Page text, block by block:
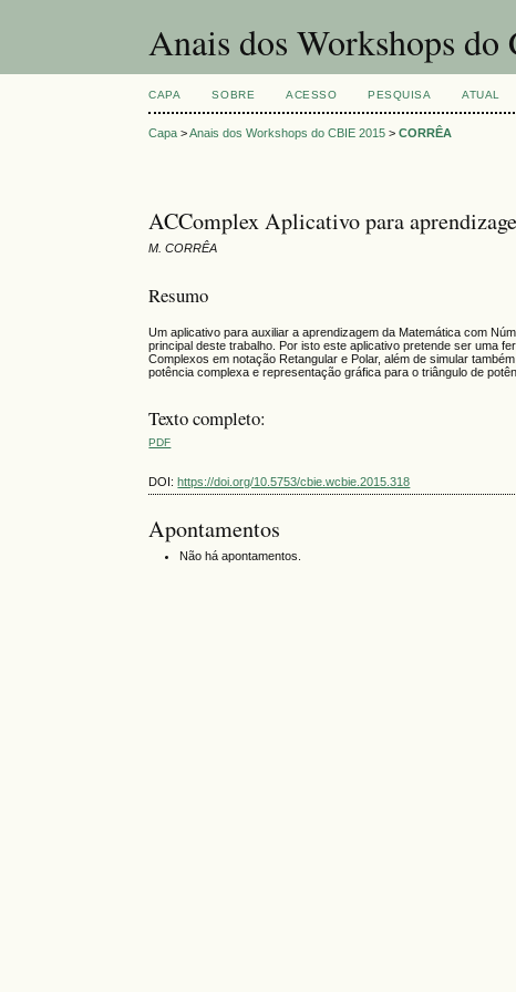
Anais dos Workshops
CAPA SOBRE ACESSO PESQUISA ATUAL
Capa >Anais dos Workshops do CBIE 2015 >CORRÊA
ACComplex Aplicativo para
M. CORRÊA
Resumo
Um aplicativo para auxiliar a aprendizagem da Matemática com
principal deste trabalho. Por isto este aplicativo pretende ser uma
Complexos em notação Retangular e Polar, além de simular
potência complexa e representação gráfica para o triângulo de
Texto completo:
PDF
DOI:https://doi.org/10.5753/cbie.wcbie.2015.318
Apontamentos
Não há apontamentos.